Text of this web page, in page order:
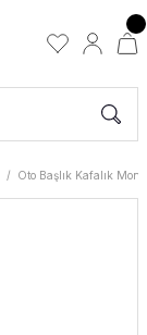
Oto Başlık Kafalık